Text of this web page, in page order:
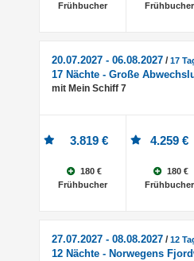
Frühbucher
Frühbucher
20.07.2027 - 06.08.2027 /17
17 Nächte - Große
mit Mein Schiff 7
3.819 €
180 €
Frühbucher
4.259 €
180 €
Frühbucher
27.07.2027 - 08.08.2027 /12
12 Nächte - Norwegens